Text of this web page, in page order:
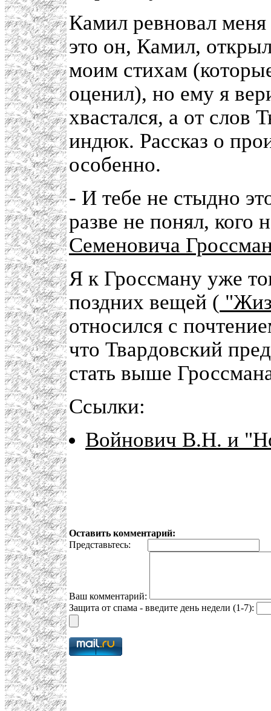
Камил ревновал
это он, Камил,
моим стихам
оценил), но ему я
хвастался, а от слов
индюк. Рассказ о
особенно.
- И тебе не стыдно
разве не понял, кого
Семеновича
Я к Гроссману уже
поздних вещей (
относился с
что Твардовский
стать выше
Ссылки:
Войнович В.Н. и
Оставить комментарий:
Представьтесь:
Ваш комментарий:
Защита от спама - введите день недели (1-7):